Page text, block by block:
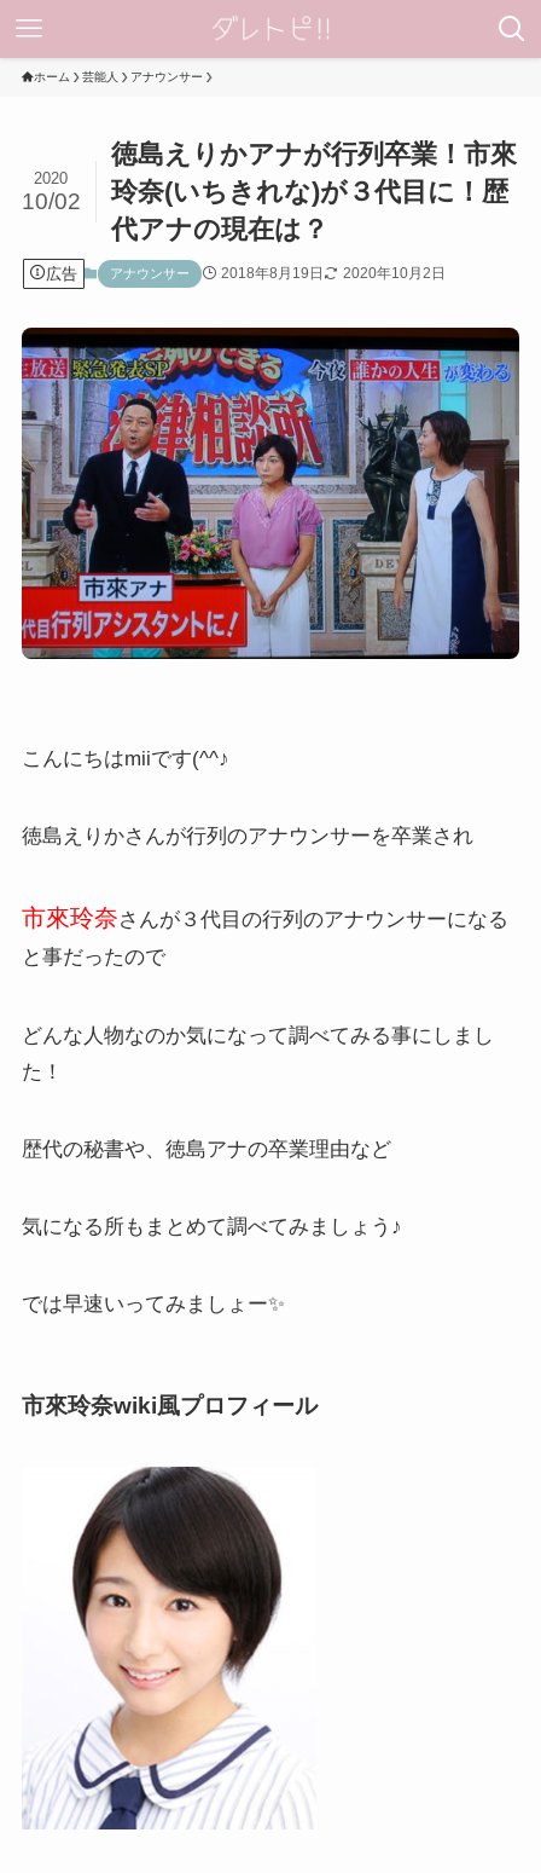
ホーム 芸能人 アナウンサー
徳島えりかアナが行列卒業！市來
玲奈(いちきれな)が３代目に！歴
代アナの現在は？
2020
10/02
広告 アナウンサー 2018年8月19日 2020年10月2日
こんにちはmiiです(^^♪
徳島えりかさんが行列のアナウンサーを卒業され
市來玲奈さんが３代目の行列のアナウンサーになる
と事だったので
どんな人物なのか気になって調べてみる事にしまし
た！
歴代の秘書や、徳島アナの卒業理由など
気になる所もまとめて調べてみましょう♪
では早速いってみましょー✨
市來玲奈wiki風プロフィール